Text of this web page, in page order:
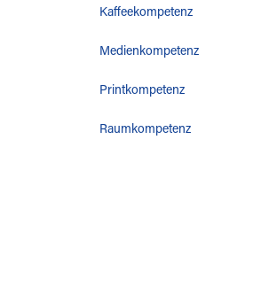
Kaffeekompetenz
Medienkompetenz
Printkompetenz
Raumkompetenz